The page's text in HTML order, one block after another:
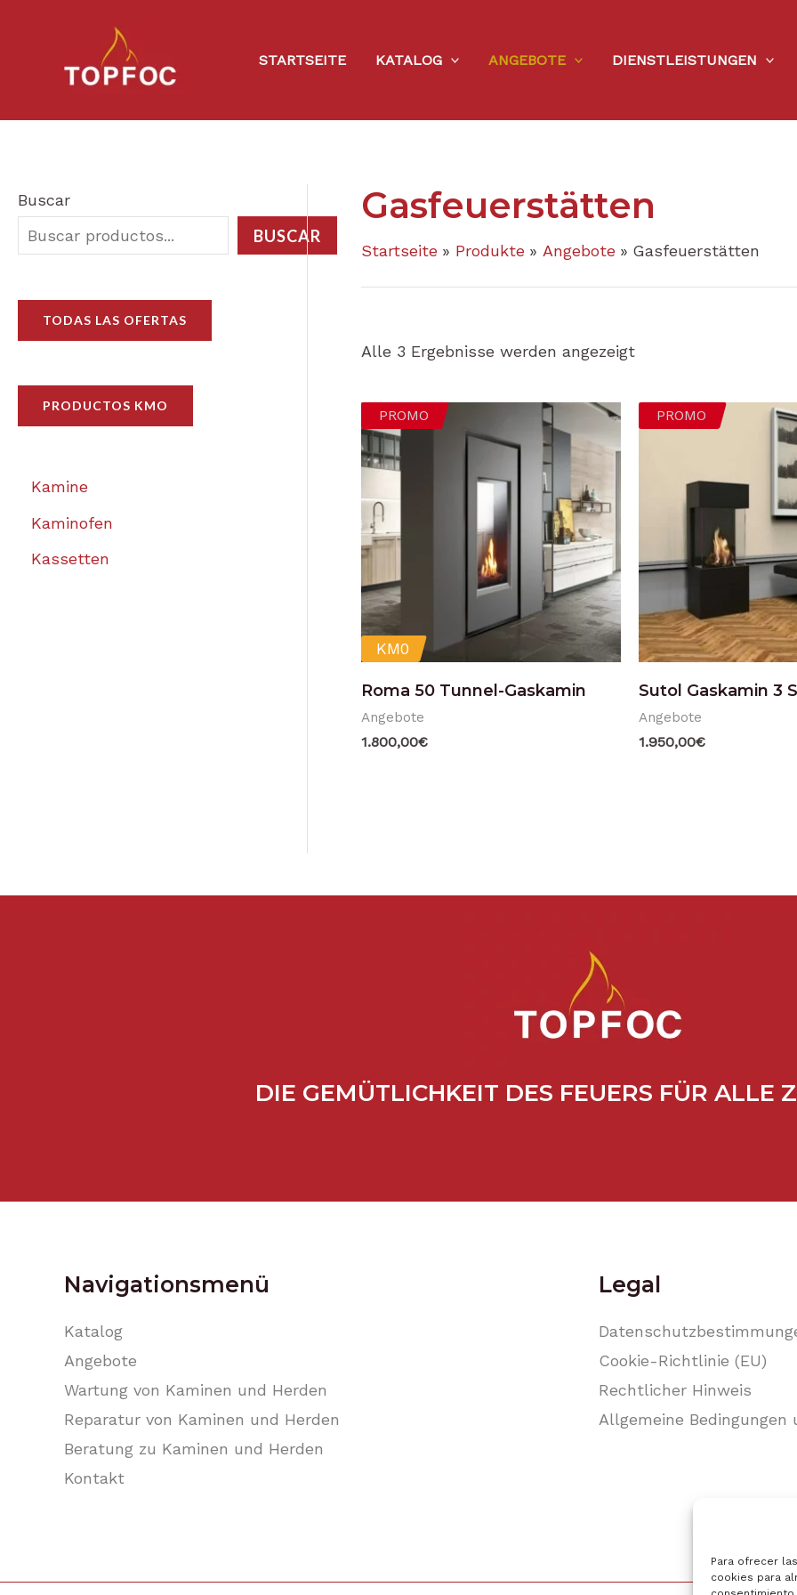
Para ofrecer
cookies para
springen
STARTSEITE KATALOG ANGEBOTE DIENSTLEISTUNGEN
Buscar
BUSCAR
TODAS LAS OFERTAS
PRODUCTOS KMO
Kamine
Kaminofen
Kassetten
Gasfeuerstätten
Startseite Produkte Angebote Gasfeuerstätten
Alle 3 Ergebnisse werden angezeigt
aufsteigend
KM0
PROMO
Roma 50 Tunnel-Gaskamin
Angebote
1.800,00€
PROMO
Sutol Gaskamin 3
Angebote
1.950,00€
DIE GEMÜTLICHKEIT DES FEUERS FÜR ALLE
Navigationsmenü
Katalog
Angebote
Wartung von Kaminen und Herden
Reparatur von Kaminen und Herden
Beratung zu Kaminen und Herden
Kontakt
Legal
Cookie-Richtlinie (EU)
Rechtlicher Hinweis
Allgemeine Bedingungen